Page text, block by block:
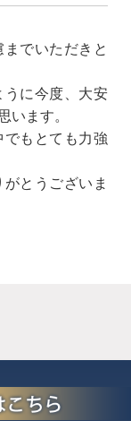
でいただきと
に今度、大安
います。
もとても力強
とうございま